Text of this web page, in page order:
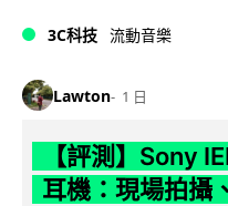
3C科技 流動音樂
Lawton 1 日
【評測】Sony
耳機：現場拍攝